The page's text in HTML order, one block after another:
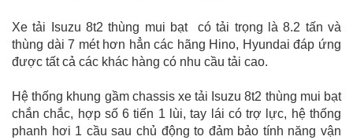
Xe tải Isuzu 8t2 thùng mui bạt có tải trọng là 8.2 tấn và
thùng dài 7 mét hơn hẳn các hãng Hino, Hyundai đáp ứng
được tất cả các khác hàng có nhu cầu tải cao.
Hệ thống khung gầm chassis xe tải Isuzu 8t2 thùng mui bạt
chắn chắc, hợp số 6 tiến 1 lùi, tay lái có trợ lực, hệ thống
phanh hơi 1 cầu sau chủ động to đảm bảo tính năng vận